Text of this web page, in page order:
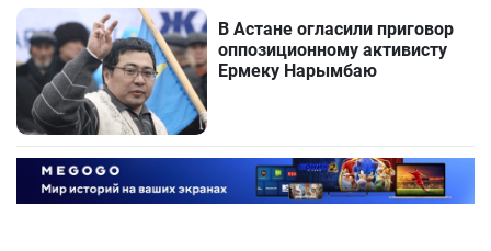
В Астане огласили приговор
оппозиционному активисту
Ермеку Нарымбаю